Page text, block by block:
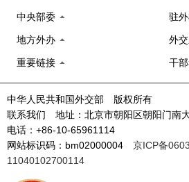
中央部委 驻
地方外办 外
重要链接 干
中华人民共和国外交部 版权所有
联系我们 地址：北京市朝阳区朝阳门
电话：+86-10-65961114
网站标识码：bm02000004 京ICP备
11040102700114